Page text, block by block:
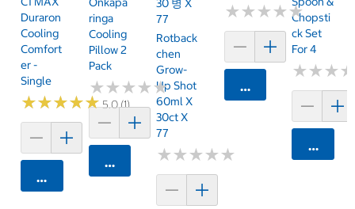
Duraron
Cooling
Comfort
Er -
Single
★★★★★
★★★★★5.0 (1)
카트에 담기
Ringa
Cooling
Pillow 2
Pack
★★★★★
★★★★★
카트에 담기
30 병 X
77
Rotback
Chen
Grow-
Up Shot
60ml X
30ct X
77
★★★★★
★★★★★
★★★★★
★★★★★
카트에 담기
Chopsti
Ck Set
For 4
★★★
★★★
카트에